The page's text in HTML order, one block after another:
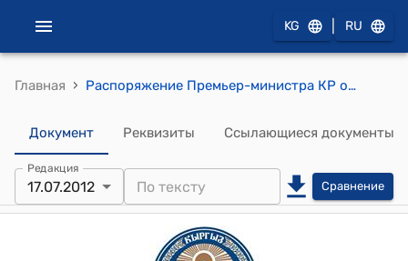
KG RU
Главная › Распоряжение Премьер-министра КР от 17 июля 2012 года № 560 (О Кемеловой Д.А.)
Документ Реквизиты Ссылающиеся документы
Редакция
17.07.2012 Сравнение